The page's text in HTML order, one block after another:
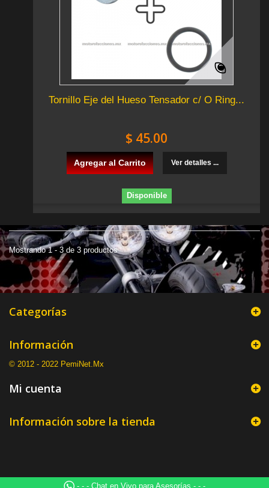
Tornillo Eje del Hueso Tensador c/ O Ring...
$ 45.00
Agregar al Carrito Ver detalles ...
Disponible
Mostrando 1 - 3 de 3 productos
Categorías
Información
© 2012 - 2022 PemiNet.Mx
Mi cuenta
Información sobre la tienda
- - - Chat en Vivo para Asesorías - - -